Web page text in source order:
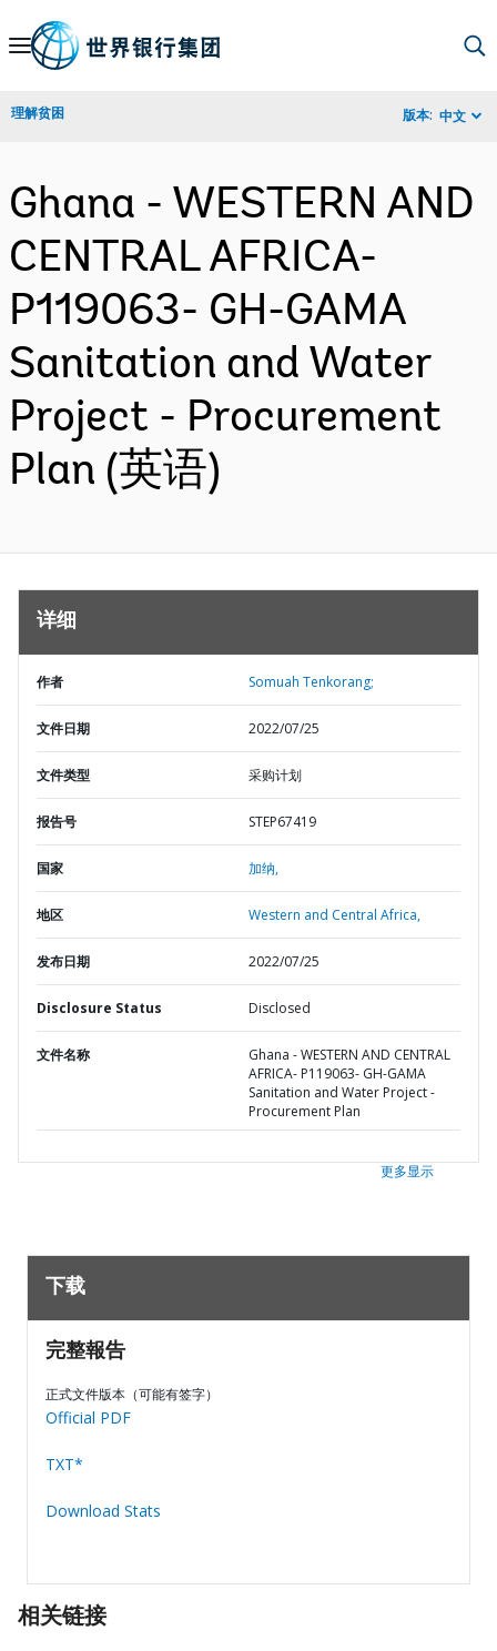
Skip
Navigation
理解贫困 版本: 中文
Ghana - WESTERN AND
CENTRAL AFRICA-
P119063- GH-GAMA
Sanitation and Water
Project - Procurement
Plan (英语)
详细
作者 Somuah Tenkorang;
文件日期 2022/07/25
文件类型 采购计划
报告号 STEP67419
国家 加纳,
地区 Western and Central Africa,
发布日期 2022/07/25
Disclosure Status Disclosed
文件名称
Ghana - WESTERN AND CENTRAL
AFRICA- P119063- GH-GAMA
Sanitation and Water Project -
Procurement Plan
更多显示
下载
完整報告
正式文件版本（可能有签字）
Official PDF
TXT*
Download Stats
相关链接